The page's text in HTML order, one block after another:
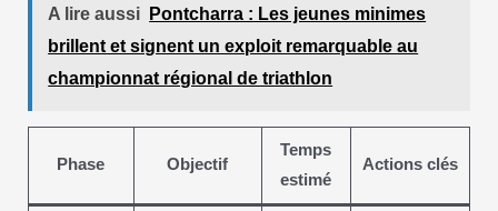
A lire aussi
Pontcharra : Les jeunes minimes
brillent et signent un exploit remarquable au
championnat régional de triathlon
Phase Objectif
Temps
estimé
Actions clés